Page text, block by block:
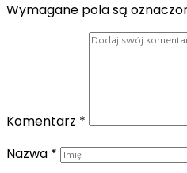
Wymagane pola są
Komentarz *
Nazwa *